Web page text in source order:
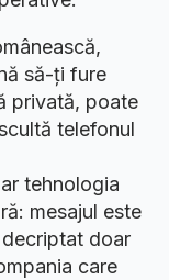
să-ți fure
privată, poate
telefonul
tehnologia
mesajul este
doar
care